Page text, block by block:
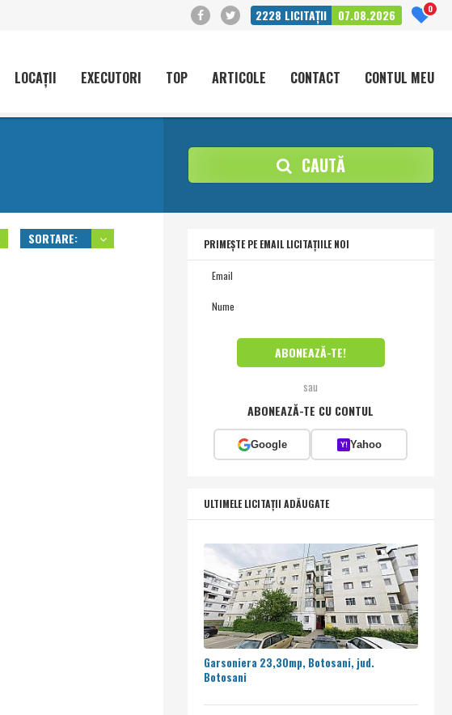
2228 LICITAȚII 07.08.2026 0
LOCAȚII EXECUTORI TOP ARTICOLE CONTACT CONTUL MEU
CAUTĂ
SORTARE: PRIMEȘTE PE EMAIL LICITAȚIILE NOI
sau
ABONEAZĂ-TE CU CONTUL
Google Y! Yahoo
ULTIMELE LICITAȚII ADĂUGATE
Garsoniera 23,30mp, Botosani, jud.
Botosani